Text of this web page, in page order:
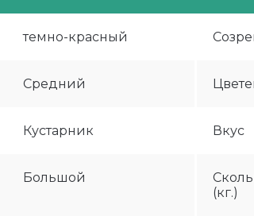
темно-красный
Средний
Кустарник Вкус
Большой
(кг.)